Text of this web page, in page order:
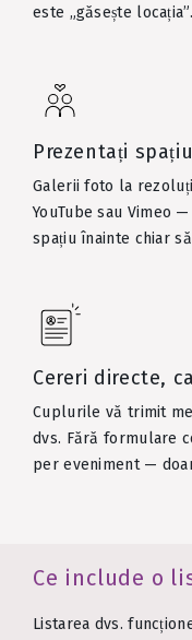
este „găsește
Prezentați
Galerii foto la
YouTube sau Vimeo
spațiu înainte chiar
Cereri directe,
Cuplurile vă trimit
dvs. Fără formulare
per eveniment —
Ce include o
Listarea dvs.